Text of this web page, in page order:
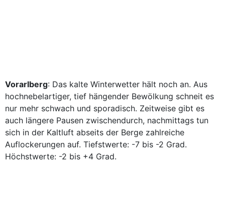
Vorarlberg: Das kalte Winterwetter hält noch an. Aus
hochnebelartiger, tief hängender Bewölkung schneit es
nur mehr schwach und sporadisch. Zeitweise gibt es
auch längere Pausen zwischendurch, nachmittags tun
sich in der Kaltluft abseits der Berge zahlreiche
Auflockerungen auf. Tiefstwerte: -7 bis -2 Grad.
Höchstwerte: -2 bis +4 Grad.